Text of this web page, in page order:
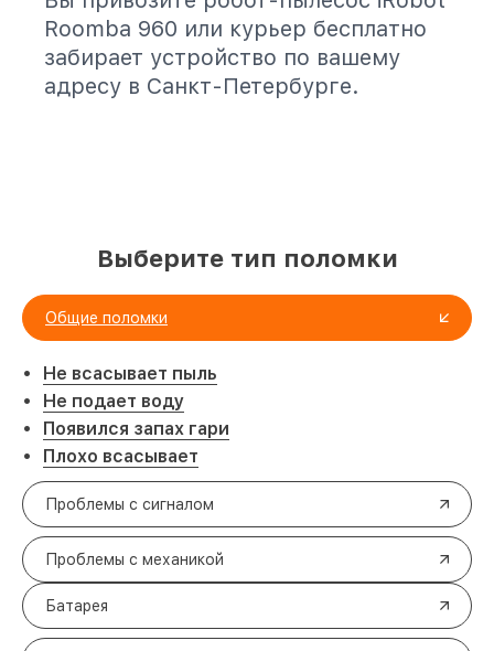
Roomba 960 или курьер бесплатно
забирает устройство по вашему
адресу в Санкт-Петербурге.
Выберите тип поломки
Общие поломки
Не всасывает пыль
Не подает воду
Появился запах гари
Плохо всасывает
Проблемы с сигналом
Проблемы с механикой
Батарея